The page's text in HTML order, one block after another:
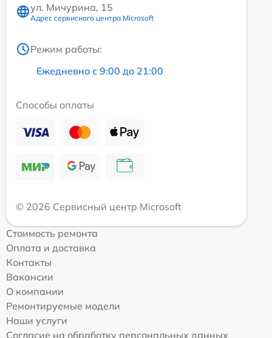
ул. Мичурина, 15
Адрес сервисного центра Microsoft
Режим работы:
Ежедневно с 9:00 до 21:00
Способы оплаты
© 2026 Сервисный центр Microsoft
Стоимость ремонта
Оплата и доставка
Контакты
Вакансии
О компании
Ремонтируемые модели
Наши услуги
Согласие на обработку персональных данных